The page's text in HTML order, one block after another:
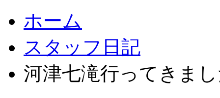
ホーム
スタッフ日記
河津七滝行ってきま